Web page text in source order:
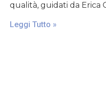
qualità, guidati da Erica
Leggi Tutto »